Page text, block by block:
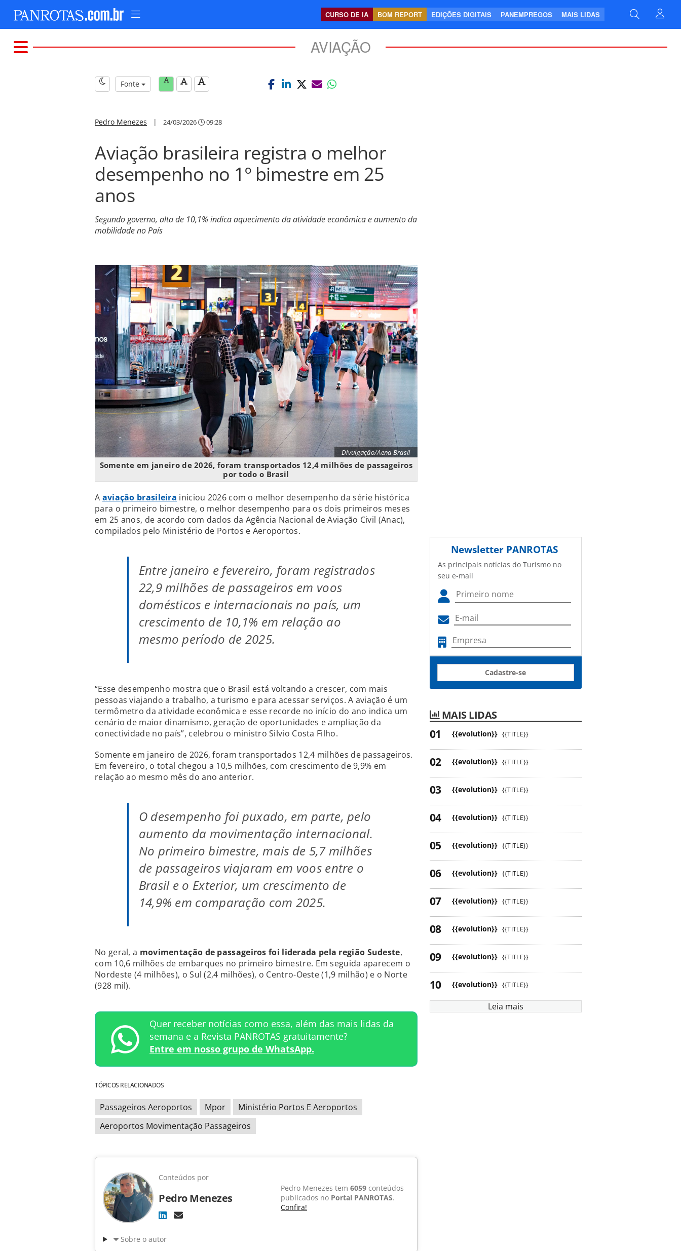
CURSO DE IA BOM REPORT EDIÇÕES DIGITAIS PANEMPREGOS MAIS LIDAS
AVIAÇÃO
Fonte
Pedro Menezes | 24/03/2026 09:28
Aviação brasileira registra o melhor
desempenho no 1º bimestre em 25
anos
Segundo governo, alta de 10,1% indica aquecimento da atividade econômica e aumento da
mobilidade no País
Divulgação/Aena Brasil
Somente em janeiro de 2026, foram transportados 12,4 milhões de passageiros
por todo o Brasil
A aviação brasileira iniciou 2026 com o melhor desempenho da série histórica
para o primeiro bimestre, o melhor desempenho para os dois primeiros meses
em 25 anos, de acordo com dados da Agência Nacional de Aviação Civil (Anac),
compilados pelo Ministério de Portos e Aeroportos.
Entre janeiro e fevereiro, foram registrados
22,9 milhões de passageiros em voos
domésticos e internacionais no país, um
crescimento de 10,1% em relação ao
mesmo período de 2025.
“Esse desempenho mostra que o Brasil está voltando a crescer, com mais
pessoas viajando a trabalho, a turismo e para acessar serviços. A aviação é um
termômetro da atividade econômica e esse recorde no início do ano indica um
cenário de maior dinamismo, geração de oportunidades e ampliação da
conectividade no país”, celebrou o ministro Silvio Costa Filho.
Somente em janeiro de 2026, foram transportados 12,4 milhões de passageiros.
Em fevereiro, o total chegou a 10,5 milhões, com crescimento de 9,9% em
relação ao mesmo mês do ano anterior.
O desempenho foi puxado, em parte, pelo
aumento da movimentação internacional.
No primeiro bimestre, mais de 5,7 milhões
de passageiros viajaram em voos entre o
Brasil e o Exterior, um crescimento de
14,9% em comparação com 2025.
No geral, a movimentação de passageiros foi liderada pela região Sudeste,
com 10,6 milhões de embarques no primeiro bimestre. Em seguida aparecem o
Nordeste (4 milhões), o Sul (2,4 milhões), o Centro-Oeste (1,9 milhão) e o Norte
(928 mil).
Quer receber notícias como essa, além das mais lidas da
semana e a Revista PANROTAS gratuitamente?
Entre em nosso grupo de WhatsApp.
TÓPICOS RELACIONADOS
Passageiros Aeroportos Mpor
Ministério Portos E Aeroportos
Aeroportos Movimentação Passageiros
Conteúdos por
Pedro Menezes
Pedro Menezes tem 6059 conteúdos
publicados no Portal PANROTAS.
Confira!
Sobre o autor
Newsletter PANROTAS
As principais notícias do Turismo no
seu e-mail
Cadastre-se
MAIS LIDAS
{{evolution}} {{TITLE}}
{{evolution}} {{TITLE}}
{{evolution}} {{TITLE}}
{{evolution}} {{TITLE}}
{{evolution}} {{TITLE}}
{{evolution}} {{TITLE}}
{{evolution}} {{TITLE}}
{{evolution}} {{TITLE}}
{{evolution}} {{TITLE}}
{{evolution}} {{TITLE}}
Leia mais